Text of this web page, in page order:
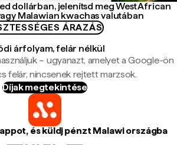
dollárban, jelenítsd meg West African
Malawian kwachas valutában
ÁRAZÁS
árfolyam, felár nélkül
– ugyanazt, amelyet a Google-ön
felár, nincsenek rejtett marzsok.
Díjak megtekintése
és küldj pénzt Malawi országba